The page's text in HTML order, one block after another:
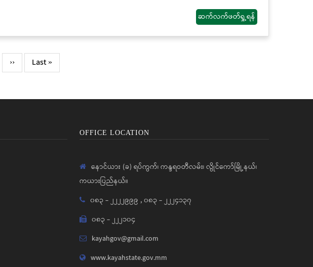
ဆက်လက်ဖတ်ရှု့ရန်
Next
page
››
Last
page
Last »
OFFICE LOCATION
နောင်ယား (ခ) ရပ်ကွက်၊ ကန္ဒရဝတီလမ်း၊ လွိုင်ကော်မြို့နယ်၊
ကယားပြည်နယ်။
၀၈၃ - ၂၂၂၂၉၉၉ ,၀၈၃ - ၂၂၂၄၁၃၇
၀၈၃ - ၂၂၂၁၀၄
kayahgov@gmail.com
www.kayahstate.gov.mm